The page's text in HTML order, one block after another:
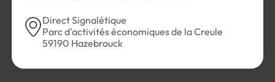
Direct Signalétique
Parc d'activités économiques de la Creule
59190 Hazebrouck